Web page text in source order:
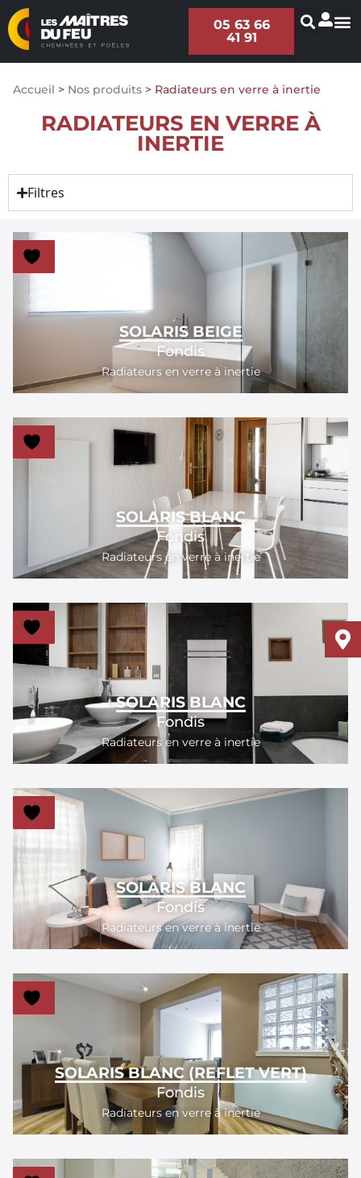
05 63 66
41 91
Accueil > Nos produits > Radiateurs en verre à inertie
RADIATEURS EN VERRE À
INERTIE
Filtres
SOLARIS BEIGE
Fondis
Radiateurs en verre à inertie
SOLARIS BLANC
Fondis
Radiateurs en verre à inertie
SOLARIS BLANC
Fondis
Radiateurs en verre à inertie
SOLARIS BLANC
Fondis
Radiateurs en verre à inertie
SOLARIS BLANC (REFLET VERT)
Fondis
Radiateurs en verre à inertie